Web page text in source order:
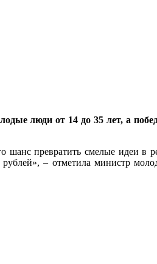
люди от 14 до 35 лет, а
шанс превратить смелые идеи в
– отметила министр